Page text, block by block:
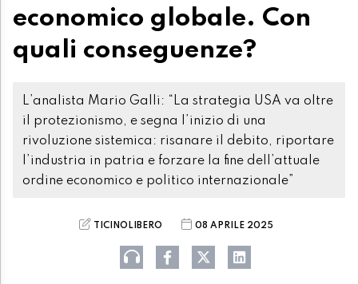
economico globale. Con
quali conseguenze?
L’analista Mario Galli: “La strategia USA va oltre
il protezionismo, e segna l’inizio di una
rivoluzione sistemica: risanare il debito, riportare
l’industria in patria e forzare la fine dell’attuale
ordine economico e politico internazionale”
TICINOLIBERO 08 APRILE 2025